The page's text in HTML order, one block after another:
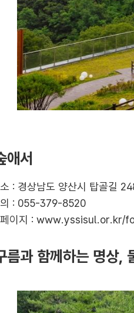
애서
: 경상남도 양산시 탑골길
: 055-379-8520
이지 : www.yssisul.or.kr/
름과 함께하는 명상,